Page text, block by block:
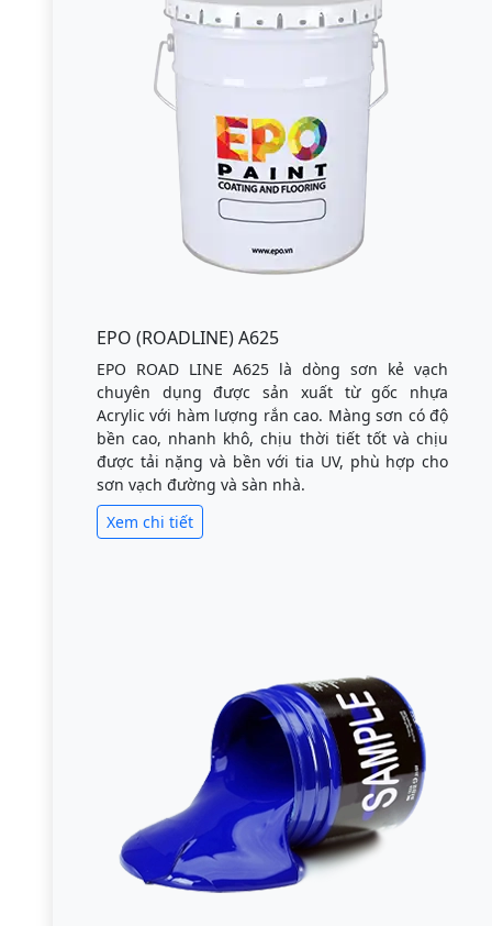
EPO (ROADLINE) A625
EPO ROAD LINE A625 là dòng sơn kẻ vạch
chuyên dụng được sản xuất từ gốc nhựa
Acrylic với hàm lượng rắn cao. Màng sơn có độ
bền cao, nhanh khô, chịu thời tiết tốt và chịu
được tải nặng và bền với tia UV, phù hợp cho
sơn vạch đường và sàn nhà.
Xem chi tiết